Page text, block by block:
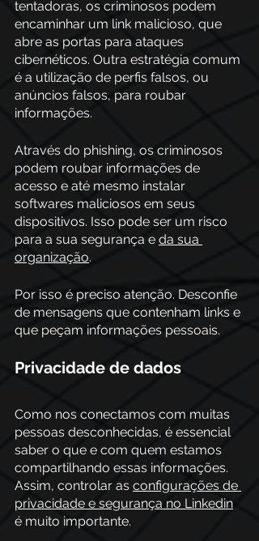
tentadoras, os criminosos podem
encaminhar um link malicioso, que
abre as portas para ataques
cibernéticos. Outra estratégia comum
é a utilização de perfis falsos, ou
anúncios falsos, para roubar
informações.
Através do phishing, os criminosos
podem roubar informações de
acesso e até mesmo instalar
softwares maliciosos em seus
dispositivos. Isso pode ser um risco
para a sua segurança e da sua
organização.
Por isso é preciso atenção. Desconfie
de mensagens que contenham links e
que peçam informações pessoais.
Privacidade de dados
Como nos conectamos com muitas
pessoas desconhecidas, é essencial
saber o que e com quem estamos
compartilhando essas informações.
Assim, controlar as configurações de
privacidade e segurança no Linkedin
é muito importante.